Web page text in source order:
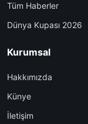
Tüm Haberler
Dünya Kupası 2026
Kurumsal
Hakkımızda
Künye
İletişim